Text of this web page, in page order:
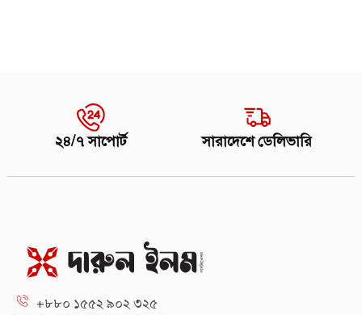
২৪/৭ সাপোর্ট সারাদেশে ডেলিভারি
+৮৮০ ১৫৫২ ৯০২ ৩২৫